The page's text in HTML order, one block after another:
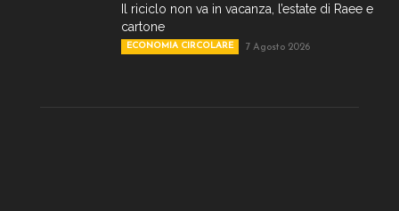
Il riciclo non va in vacanza, l’estate di Raee e
cartone
ECONOMIA CIRCOLARE 7 Agosto 2026